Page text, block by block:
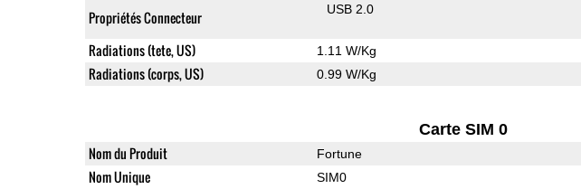
Propriétés Connecteur USB 2.0
Radiations (tete, US) 1.11 W/Kg
Radiations (corps, US) 0.99 W/Kg
Carte SIM 0
Nom du Produit Fortune
Nom Unique SIM0